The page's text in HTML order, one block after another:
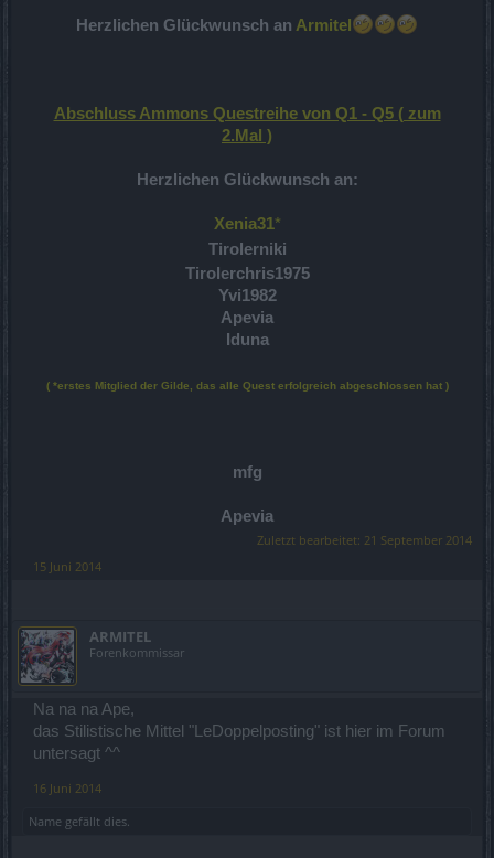
Herzlichen Glückwunsch an Armitel
Abschluss Ammons Questreihe von Q1 - Q5 ( zum
2.Mal )
Herzlichen Glückwunsch an:
Xenia31*
Tirolerniki
Tirolerchris1975
Yvi1982
Apevia
Iduna
( *erstes Mitglied der Gilde, das alle Quest erfolgreich abgeschlossen hat )
mfg
Apevia
Zuletzt bearbeitet: 21 September 2014
15 Juni 2014
ARMITEL
Forenkommissar
Na na na Ape,
das Stilistische Mittel "LeDoppelposting" ist hier im Forum
untersagt ^^
16 Juni 2014
Name gefällt dies.